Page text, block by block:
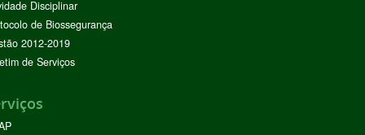
Disciplinar
de Biossegurança
2012-2019
de Serviços